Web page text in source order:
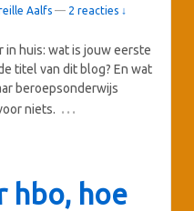
Aalfs — 2 reacties ↓
in huis: wat is jouw eerste
titel van dit blog? En wat
beroepsonderwijs
niets. …
hbo, hoe